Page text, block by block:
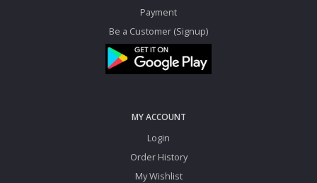
Payment
Be a Customer (Signup)
MY ACCOUNT
Login
Order History
My Wishlist